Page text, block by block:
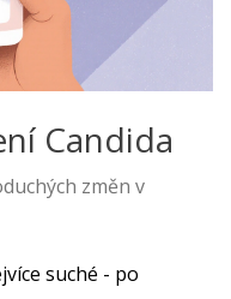
Candida
změn v
suché - po